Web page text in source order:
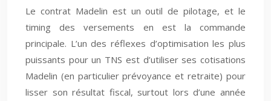
Le contrat Madelin est un outil de pilotage, et le
timing des versements en est la commande
principale. L’un des réflexes d’optimisation les plus
puissants pour un TNS est d’utiliser ses cotisations
Madelin (en particulier prévoyance et retraite) pour
lisser son résultat fiscal, surtout lors d’une année